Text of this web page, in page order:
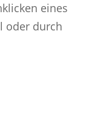
eines
oder durch